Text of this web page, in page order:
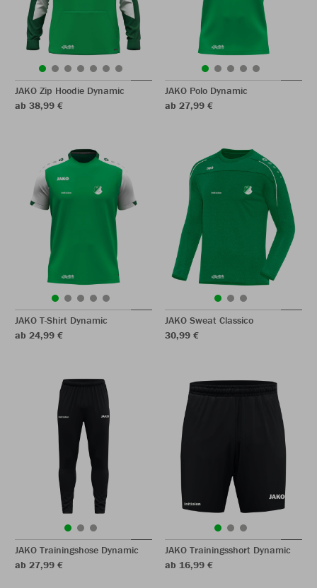
JAKO Zip Hoodie Dynamic
ab 38,99 €
JAKO Polo Dynamic
ab 27,99 €
JAKO T-Shirt Dynamic
ab 24,99 €
JAKO Sweat Classico
30,99 €
JAKO Trainingshose Dynamic
ab 27,99 €
JAKO Trainingsshort Dynamic
ab 16,99 €